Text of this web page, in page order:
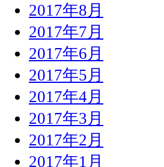
2017年8月
2017年7月
2017年6月
2017年5月
2017年4月
2017年3月
2017年2月
2017年1月